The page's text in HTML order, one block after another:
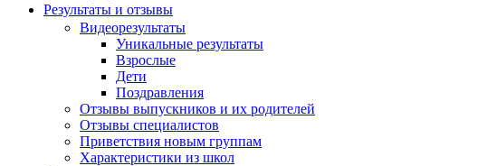
Результаты и отзывы
Видеорезультаты
Уникальные результаты
Взрослые
Дети
Поздравления
Отзывы выпускников и их родителей
Отзывы специалистов
Приветствия новым группам
Характеристики из школ